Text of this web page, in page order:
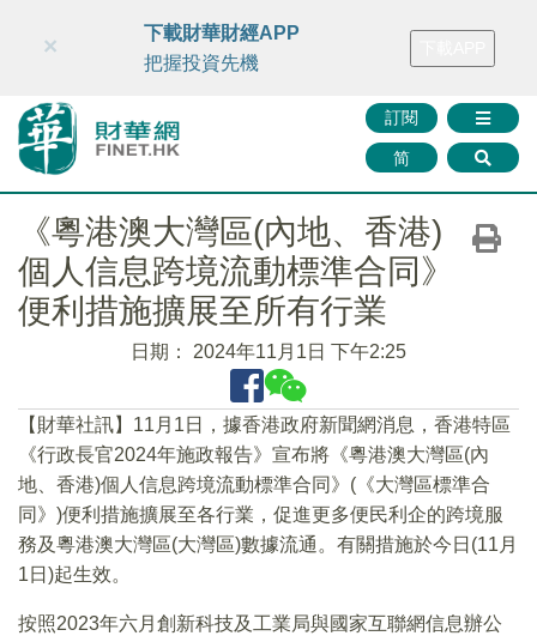
財華智庫網 FINTV FINMETA 財華證券 媒體矩陣
訂閱
简
×
下載財華財經APP
把握投資先機
​《粵港澳大灣區(內地、香港)
個人信息跨境流動標準合同》
便利措施擴展至所有行業
日期： 2024年11月1日 下午2:25
【財華社訊】11月1日，據香港政府新聞網消息，香港特區
《行政長官2024年施政報告》宣布將《粵港澳大灣區(內
地、香港)個人信息跨境流動標準合同》(《大灣區標準合
同》)便利措施擴展至各行業，促進更多便民利企的跨境服
務及粵港澳大灣區(大灣區)數據流通。有關措施於今日(11月
1日)起生效。
按照2023年六月創新科技及工業局與國家互聯網信息辦公